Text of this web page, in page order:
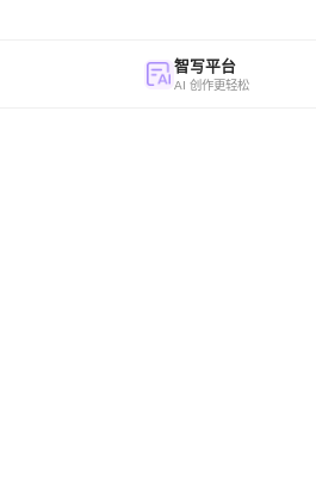
智写平台
AI 创作更轻松